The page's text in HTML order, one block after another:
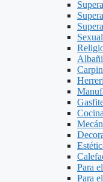
Para
Para